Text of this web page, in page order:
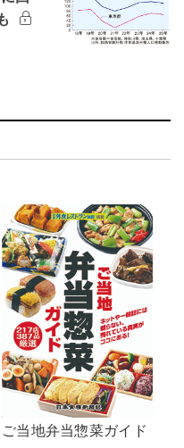
ご当地弁当惣菜ガイド